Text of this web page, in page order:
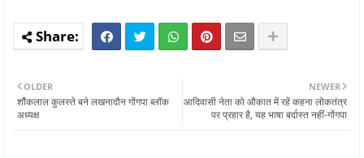
NEWER
आदिवासी नेता को औकात में रहें कहना लोकतंत्र
पर प्रहार है, यह भाषा बर्दास्त नहीं-गोंगपा
OLDER
शौंकलाल कुलस्ते बने लखनादौन गोंगपा ब्लॉक
अध्यक्ष